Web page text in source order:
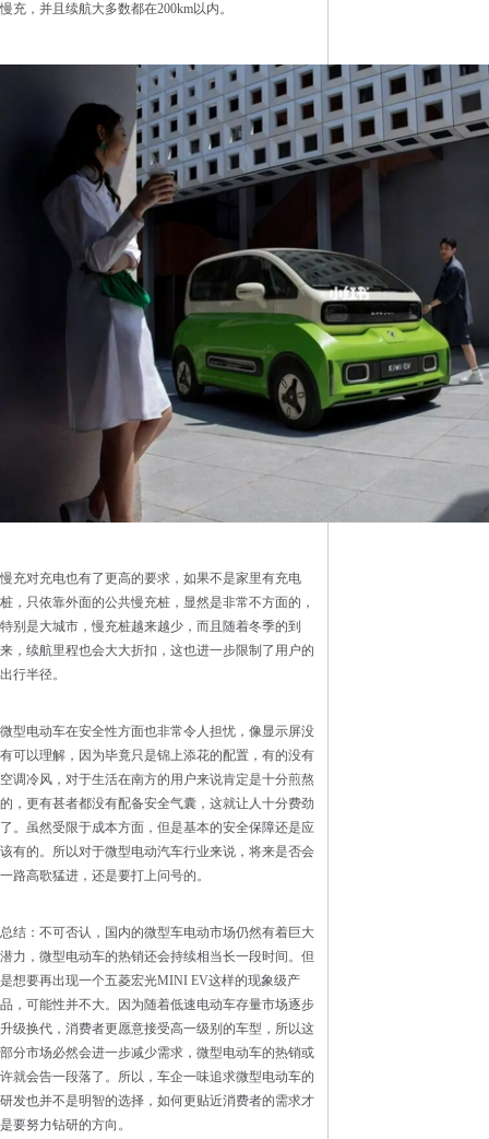
慢充，并且续航大多数都在200km以内。
慢充对充电也有了更高的要求，如果不是家里有充电
桩，只依靠外面的公共慢充桩，显然是非常不方面的，
特别是大城市，慢充桩越来越少，而且随着冬季的到
来，续航里程也会大大折扣，这也进一步限制了用户的
出行半径。
微型电动车在安全性方面也非常令人担忧，像显示屏没
有可以理解，因为毕竟只是锦上添花的配置，有的没有
空调冷风，对于生活在南方的用户来说肯定是十分煎熬
的，更有甚者都没有配备安全气囊，这就让人十分费劲
了。虽然受限于成本方面，但是基本的安全保障还是应
该有的。所以对于微型电动汽车行业来说，将来是否会
一路高歌猛进，还是要打上问号的。
总结：不可否认，国内的微型车电动市场仍然有着巨大
潜力，微型电动车的热销还会持续相当长一段时间。但
是想要再出现一个五菱宏光MINI EV这样的现象级产
品，可能性并不大。因为随着低速电动车存量市场逐步
升级换代，消费者更愿意接受高一级别的车型，所以这
部分市场必然会进一步减少需求，微型电动车的热销或
许就会告一段落了。所以，车企一味追求微型电动车的
研发也并不是明智的选择，如何更贴近消费者的需求才
是要努力钻研的方向。